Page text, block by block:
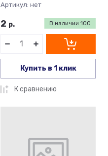
Артикул: нет
В наличии 100
2 р.
Купить в 1 клик
К сравнению